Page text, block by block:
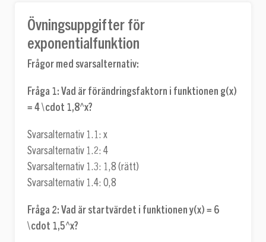
Övningsuppgifter för
exponentialfunktion
Frågor med svarsalternativ:
Fråga 1: Vad är förändringsfaktorn i funktionen g(x)
= 4 \cdot 1,8^x?
Svarsalternativ 1.1: x
Svarsalternativ 1.2: 4
Svarsalternativ 1.3: 1,8 (rätt)
Svarsalternativ 1.4: 0,8
Fråga 2: Vad är startvärdet i funktionen y(x) = 6
\cdot 1,5^x?